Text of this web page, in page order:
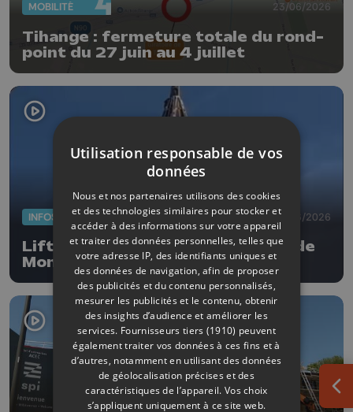
MOBILITÉ 23/06/2026
Tihange : fermeture totale du rond-
point du 27 juin au 4 juillet
INFOS 22/06/2026
Lifting d'envergure pour l'église de
Momalle
Utilisation responsable de vos
données
Nous et nos partenaires utilisons des cookies
et des technologies similaires pour stocker et
accéder à des informations sur votre appareil
et traiter des données personnelles, telles que
votre adresse IP, des identifiants uniques et
des données de navigation, afin de proposer
des publicités et du contenu personnalisés,
mesurer les publicités et le contenu, obtenir
des insights d’audience et améliorer les
services. Fournisseurs tiers (1910) peuvent
également traiter vos données à ces fins et à
d’autres, notamment en utilisant des données
de géolocalisation précises et des
caractéristiques de l’appareil. Vos choix
s’appliquent uniquement à ce site web.